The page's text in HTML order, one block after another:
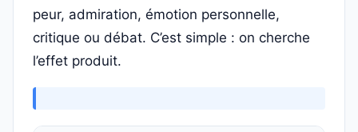
peur, admiration, émotion personnelle,
critique ou débat. C’est simple : on cherche
l’effet produit.